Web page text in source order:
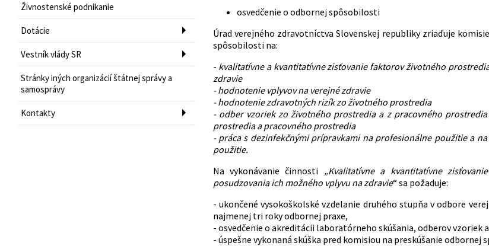
Živnostenské podnikanie
Dotácie
Vestník vlády SR
Stránky iných organizácií štátnej správy a
samosprávy
Kontakty
osvedčenie o odbornej spôsobilosti
Úrad verejného zdravotníctva Slovenskej republiky zriaďuje
spôsobilosti na:
- kvalitatívne a kvantitatívne zisťovanie faktorov životného
zdravie
- hodnotenie vplyvov na verejné zdravie
- hodnotenie zdravotných rizík zo životného prostredia
- odber vzoriek zo životného prostredia a z pracovného
prostredia a pracovného prostredia
- práca s dezinfekčnými prípravkami na profesionálne použitie a
použitie.
Na vykonávanie činnosti „Kvalitatívne a kvantitatívne
posudzovania ich možného vplyvu na zdravie“ sa požaduje:
- ukončené vysokoškolské vzdelanie druhého stupňa v odbore
najmenej tri roky odbornej praxe,
- osvedčenie o akreditácii laboratórneho skúšania, odberov vzoriek
- úspešne vykonaná skúška pred komisiou na preskúšanie odbornej